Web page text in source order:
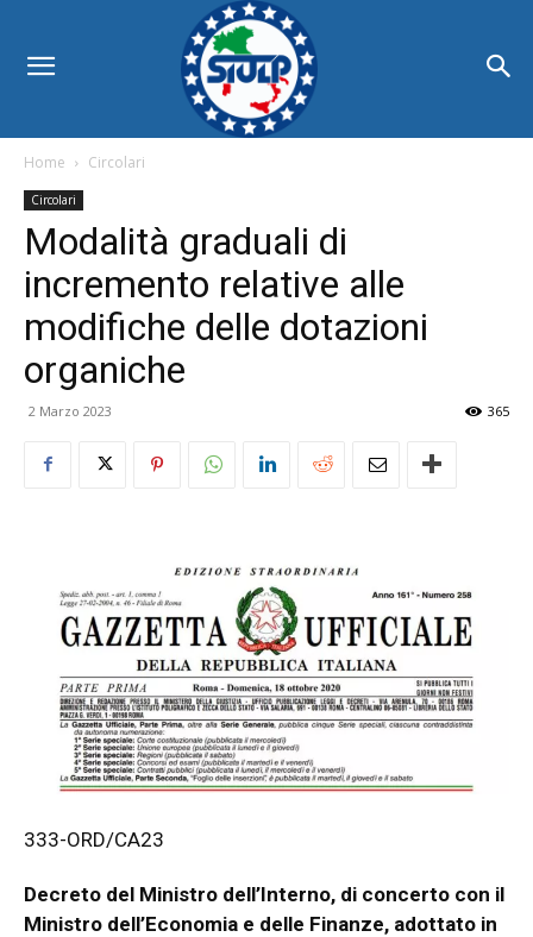
Home Circolari
Circolari
Modalità graduali di
incremento relative alle
modifiche delle dotazioni
organiche
2 Marzo 2023 365
333-ORD/CA23
Decreto del Ministro dell’Interno, di concerto con il
Ministro dell’Economia e delle Finanze, adottato in